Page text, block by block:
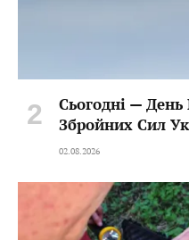
Сьогодні —
Збройних Сил
02.08.2026